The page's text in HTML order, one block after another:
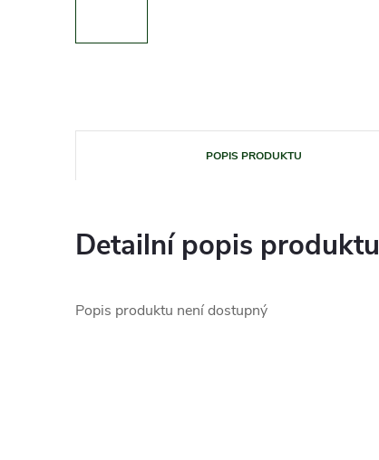
POPIS PRODUKTU
Detailní popis produktu
Popis produktu není dostupný